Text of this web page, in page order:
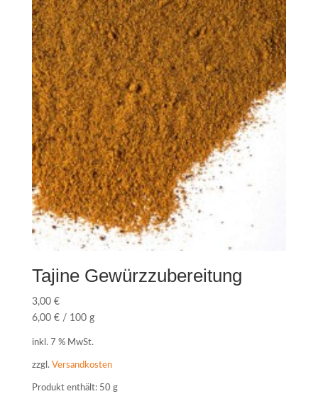
Tajine Gewürzzubereitung
3,00 €
6,00 €/ 100 g
inkl. 7 % MwSt.
zzgl. Versandkosten
Produkt enthält: 50 g